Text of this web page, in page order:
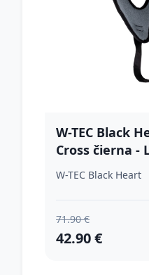
W-TEC Black
Cross čierna -
W-TEC Black Heart
71.90 €
42.90 €